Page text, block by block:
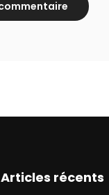
Articles récents